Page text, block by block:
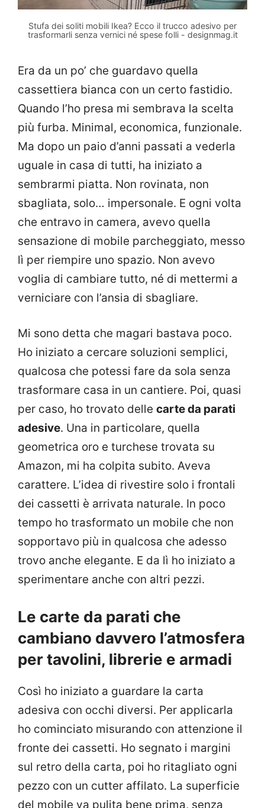
Stufa dei soliti mobili Ikea? Ecco il trucco adesivo per
trasformarli senza vernici né spese folli - designmag.it
Era da un po’ che guardavo quella
cassettiera bianca con un certo fastidio.
Quando l’ho presa mi sembrava la scelta
più furba. Minimal, economica, funzionale.
Ma dopo un paio d’anni passati a vederla
uguale in casa di tutti, ha iniziato a
sembrarmi piatta. Non rovinata, non
sbagliata, solo… impersonale. E ogni volta
che entravo in camera, avevo quella
sensazione di mobile parcheggiato, messo
lì per riempire uno spazio. Non avevo
voglia di cambiare tutto, né di mettermi a
verniciare con l’ansia di sbagliare.
Mi sono detta che magari bastava poco.
Ho iniziato a cercare soluzioni semplici,
qualcosa che potessi fare da sola senza
trasformare casa in un cantiere. Poi, quasi
per caso, ho trovato delle carte da parati
adesive. Una in particolare, quella
geometrica oro e turchese trovata su
Amazon, mi ha colpita subito. Aveva
carattere. L’idea di rivestire solo i frontali
dei cassetti è arrivata naturale. In poco
tempo ho trasformato un mobile che non
sopportavo più in qualcosa che adesso
trovo anche elegante. E da lì ho iniziato a
sperimentare anche con altri pezzi.
Le carte da parati che
cambiano davvero l’atmosfera
per tavolini, librerie e armadi
Così ho iniziato a guardare la carta
adesiva con occhi diversi. Per applicarla
ho cominciato misurando con attenzione il
fronte dei cassetti. Ho segnato i margini
sul retro della carta, poi ho ritagliato ogni
pezzo con un cutter affilato. La superficie
del mobile va pulita bene prima, senza